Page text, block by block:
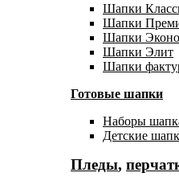
Шапки
Шапки
Шапки
Шапки Элит
Шапки
Готовые шапки
Наборы
Детские
Пледы,